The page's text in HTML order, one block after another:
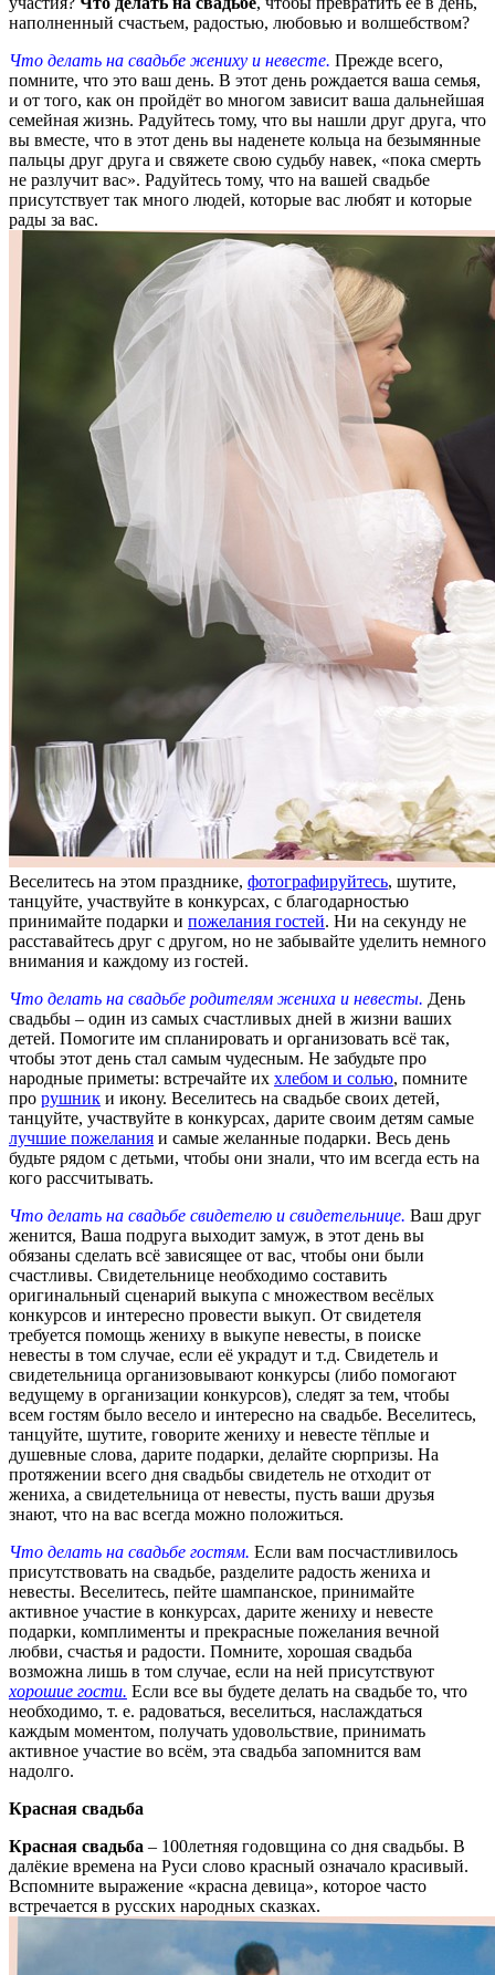
наполненный счастьем, радостью, любовью и волшебством?
Что делать на свадьбе жениху и невесте. Прежде всего,
помните, что это ваш день. В этот день рождается ваша семья,
и от того, как он пройдёт во многом зависит ваша дальнейшая
семейная жизнь. Радуйтесь тому, что вы нашли друг друга, что
вы вместе, что в этот день вы наденете кольца на безымянные
пальцы друг друга и свяжете свою судьбу навек, «пока смерть
не разлучит вас». Радуйтесь тому, что на вашей свадьбе
присутствует так много людей, которые вас любят и которые
рады за вас.
Веселитесь на этом празднике, фотографируйтесь, шутите,
танцуйте, участвуйте в конкурсах, с благодарностью
принимайте подарки и пожелания гостей. Ни на секунду не
расставайтесь друг с другом, но не забывайте уделить немного
внимания и каждому из гостей.
Что делать на свадьбе родителям жениха и невесты. День
свадьбы – один из самых счастливых дней в жизни ваших
детей. Помогите им спланировать и организовать всё так,
чтобы этот день стал самым чудесным. Не забудьте про
народные приметы: встречайте их хлебом и солью, помните
про рушник и икону. Веселитесь на свадьбе своих детей,
танцуйте, участвуйте в конкурсах, дарите своим детям самые
лучшие пожелания и самые желанные подарки. Весь день
будьте рядом с детьми, чтобы они знали, что им всегда есть на
кого рассчитывать.
Что делать на свадьбе свидетелю и свидетельнице. Ваш друг
женится, Ваша подруга выходит замуж, в этот день вы
обязаны сделать всё зависящее от вас, чтобы они были
счастливы. Свидетельнице необходимо составить
оригинальный сценарий выкупа с множеством весёлых
конкурсов и интересно провести выкуп. От свидетеля
требуется помощь жениху в выкупе невесты, в поиске
невесты в том случае, если её украдут и т.д. Свидетель и
свидетельница организовывают конкурсы (либо помогают
ведущему в организации конкурсов), следят за тем, чтобы
всем гостям было весело и интересно на свадьбе. Веселитесь,
танцуйте, шутите, говорите жениху и невесте тёплые и
душевные слова, дарите подарки, делайте сюрпризы. На
протяжении всего дня свадьбы свидетель не отходит от
жениха, а свидетельница от невесты, пусть ваши друзья
знают, что на вас всегда можно положиться.
Что делать на свадьбе гостям. Если вам посчастливилось
присутствовать на свадьбе, разделите радость жениха и
невесты. Веселитесь, пейте шампанское, принимайте
активное участие в конкурсах, дарите жениху и невесте
подарки, комплименты и прекрасные пожелания вечной
любви, счастья и радости. Помните, хорошая свадьба
возможна лишь в том случае, если на ней присутствуют
хорошие гости. Если все вы будете делать на свадьбе то, что
необходимо, т. е. радоваться, веселиться, наслаждаться
каждым моментом, получать удовольствие, принимать
активное участие во всём, эта свадьба запомнится вам
надолго.
Красная свадьба
Красная свадьба – 100летняя годовщина со дня свадьбы. В
далёкие времена на Руси слово красный означало красивый.
Вспомните выражение «красна девица», которое часто
встречается в русских народных сказках.